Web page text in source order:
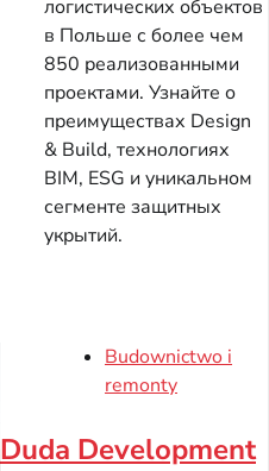
логистических объектов
в Польше с более чем
850 реализованными
проектами. Узнайте о
преимуществах Design
& Build, технологиях
BIM, ESG и уникальном
сегменте защитных
укрытий.
Budownictwo i
remonty
Duda Development